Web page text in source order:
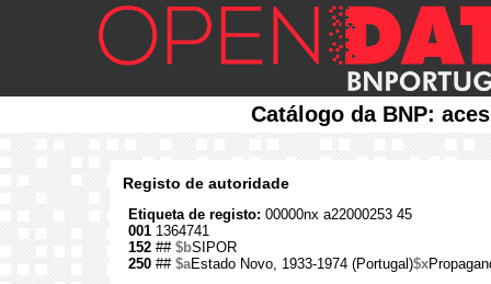
Catálogo da BNP:
Registo de autoridade
Etiqueta de registo: 00000nx a22000253 45
001 1364741
152 ## $bSIPOR
250 ## $aEstado Novo, 1933-1974 (Portugal)$x